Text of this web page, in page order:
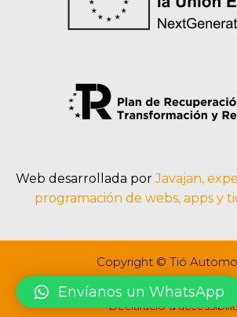
Web desarrollada porJavajan,
programación de webs, apps y
Copyright © Tió
Avíso legal Política de privacidad
Declaració
Envíanos un WhatsApp